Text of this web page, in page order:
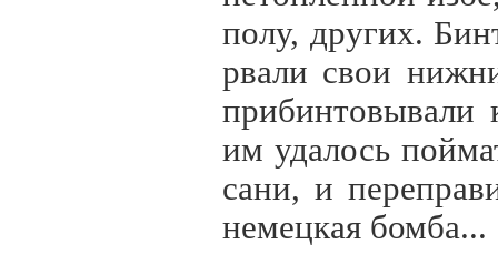
полу, других.
рвали свои
прибинтовывали
им удалось
сани, и
немецкая бомба...